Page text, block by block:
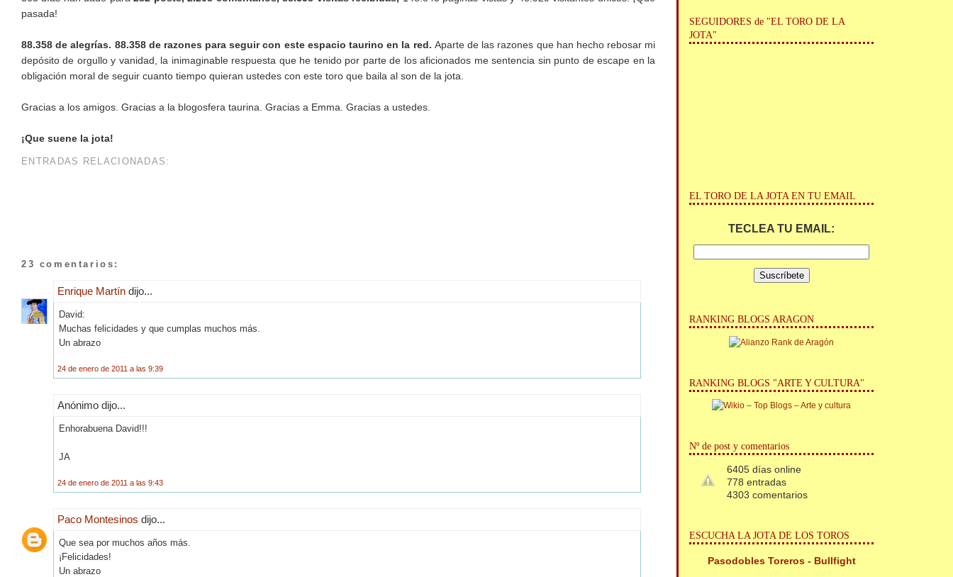
pasada!
88.358 de alegrías. 88.358 de razones para seguir con este espacio taurino en la red. Aparte de las razones que han hecho rebosar mi
depósito de orgullo y vanidad, la inimaginable respuesta que he tenido por parte de los aficionados me sentencia sin punto de escape en la
obligación moral de seguir cuanto tiempo quieran ustedes con este toro que baila al son de la jota.
Gracias a los amigos. Gracias a la blogosfera taurina. Gracias a Emma. Gracias a ustedes.
¡Que suene la jota!
ENTRADAS RELACIONADAS:
23 comentarios:
Enrique Martín dijo...
David:
Muchas felicidades y que cumplas muchos más.
Un abrazo
24 de enero de 2011 a las 9:39
Anónimo dijo...
Enhorabuena David!!!
JA
24 de enero de 2011 a las 9:43
Paco Montesinos dijo...
Que sea por muchos años más.
¡Felicidades!
Un abrazo
SEGUIDORES de "EL TORO DE LA
JOTA"
EL TORO DE LA JOTA EN TU EMAIL
TECLEA TU EMAIL:
RANKING BLOGS ARAGON
RANKING BLOGS "ARTE Y CULTURA"
Nº de post y comentarios
6405 días online
778 entradas
4303 comentarios
ESCUCHA LA JOTA DE LOS TOROS
Pasodobles Toreros - Bullfight